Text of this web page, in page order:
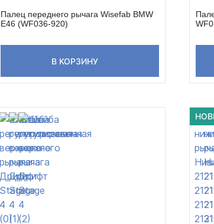
Палец переднего рычага Wisefab BMW
E46 (WF036-920)
В КОРЗИНУ